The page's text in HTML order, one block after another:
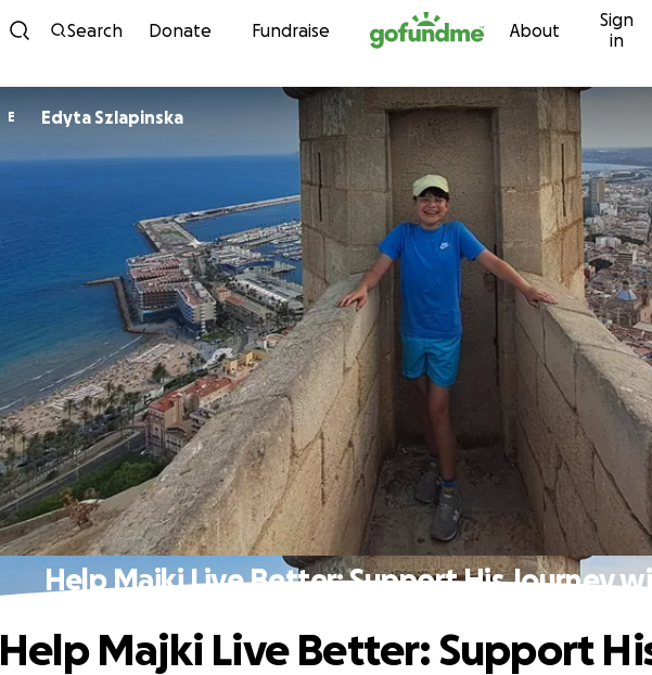
Skip to content
Search Donate Fundraise About
Sign
in
E Edyta Szlapinska
Help Majki Live Better: Support His Journey
Help Majki Live Better: Support